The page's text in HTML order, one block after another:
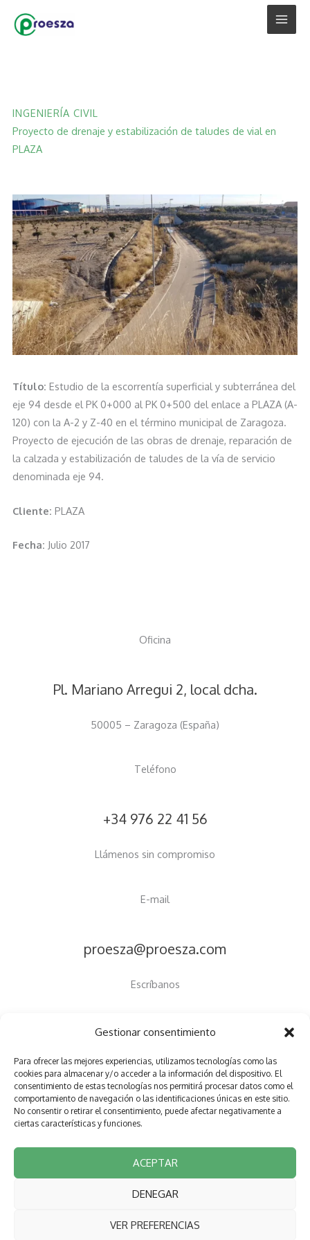
Gestionar consentimiento
Para ofrecer las mejores experiencias, utilizamos tecnologías como las
cookies para almacenar y/o acceder a la información del dispositivo. El
consentimiento de estas tecnologías nos permitirá procesar datos como el
comportamiento de navegación o las identificaciones únicas en este sitio.
No consentir o retirar el consentimiento, puede afectar negativamente a
ciertas características y funciones.
ACEPTAR
DENEGAR
VER PREFERENCIAS
INGENIERÍA CIVIL
Proyecto de drenaje y estabilización de taludes de vial en
PLAZA
Título: Estudio de la escorrentía superficial y subterránea del
eje 94 desde el PK 0+000 al PK 0+500 del enlace a PLAZA (A-
120) con la A-2 y Z-40 en el término municipal de Zaragoza.
Proyecto de ejecución de las obras de drenaje, reparación de
la calzada y estabilización de taludes de la vía de servicio
denominada eje 94.
Cliente: PLAZA
Fecha: Julio 2017
Oficina
Pl. Mariano Arregui 2, local dcha.
50005 – Zaragoza (España)
Teléfono
+34 976 22 41 56
Llámenos sin compromiso
E-mail
proesza@proesza.com
Escríbanos
Copyright © 2026 Proesza
Política de privacidad
Política de cookies (UE)
Declaración de accesibilidad
Aviso Legal